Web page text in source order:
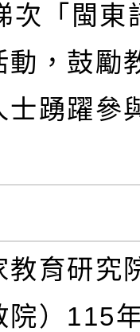
次「閩東
動，鼓勵
士踴躍參
教育研究
院）115